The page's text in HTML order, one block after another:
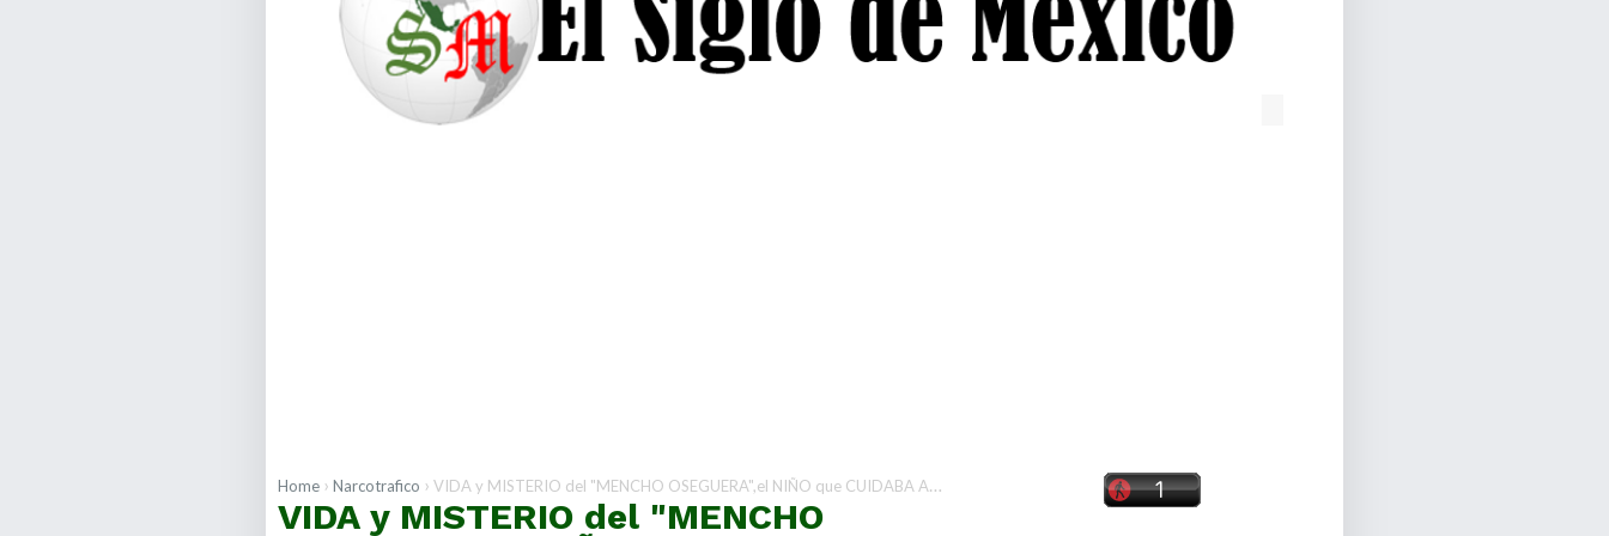
Home › Narcotrafico › VIDA y MISTERIO del "MENCHO OSEGUERA",el NIÑO que CUIDABA AGUACATES y se CONVIRTIÓ en el SANGUINARIO JEFE del CJNG..
VIDA y MISTERIO del "MENCHO